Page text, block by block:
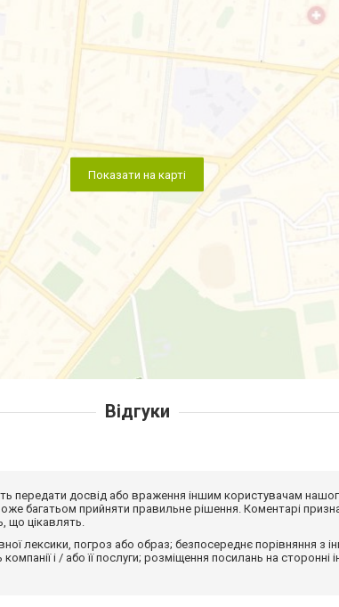
Показати на карті
Відгуки
передати досвід або враження іншим користувачам
багатьом прийняти правильне рішення. Коментарі
що цікавлять.
лексики, погроз або образ; безпосереднє порівняння з
і / або її послуги; розміщення посилань на сторонні